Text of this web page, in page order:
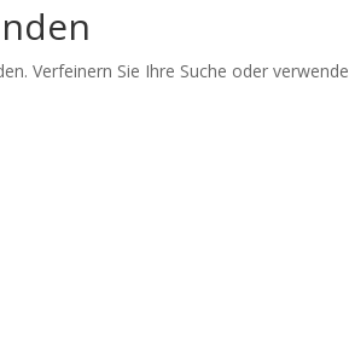
Verfeinern Sie Ihre Suche oder